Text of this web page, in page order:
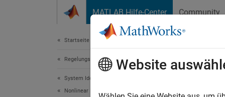
MATLAB Hilfe-Center Community
Startseite der Dokumentation
Regelungssysteme
System Identification Toolbox
Nonlinear Model Identification
Website